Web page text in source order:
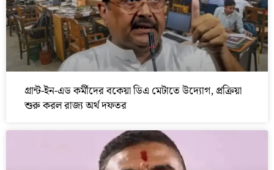
গ্রান্ট-ইন-এড কর্মীদের বকেয়া ডিএ মেটাতে উদ্যোগ, প্রক্রিয়া
শুরু করল রাজ্য অর্থ দফতর